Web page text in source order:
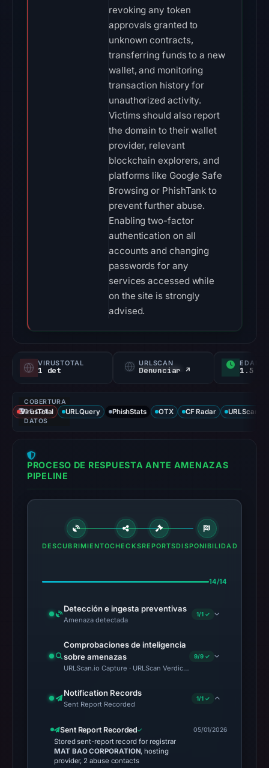
revoking any token
approvals granted to
unknown contracts,
transferring funds to a new
wallet, and monitoring
transaction history for
unauthorized activity.
Victims should also report
the domain to their wallet
provider, relevant
blockchain explorers, and
platforms like Google Safe
Browsing or PhishTank to
prevent further abuse.
Enabling two-factor
authentication on all
accounts and changing
passwords for any
services accessed while
on the site is strongly
advised.
VIRUSTOTAL
1 det
URLSCAN
Denunciar ↗
EDAD
1.5 yr
COBERTURA
DE LOS
DATOS
VirusTotal URLQuery PhishStats OTX CF Radar URLScan
PROCESO DE RESPUESTA ANTE AMENAZAS
PIPELINE
DESCUBRIMIENTOCHECKSREPORTSDISPONIBILIDAD
14/14
Detección e ingesta preventivas
Amenaza detectada
1/1 ✓
Comprobaciones de inteligencia
sobre amenazas
URLScan.io Capture · URLScan Verdict · Cloudflare Radar
9/9 ✓
Notification Records
Sent Report Recorded
1/1 ✓
Sent Report Recorded
Stored sent-report record for registrar
MAT BAO CORPORATION, hosting
provider, 2 abuse contacts
05/01/2026